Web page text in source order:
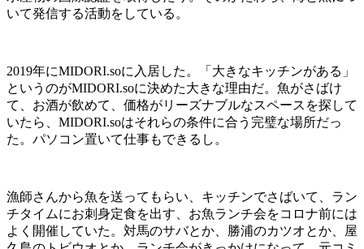
いて発信する活動をしている。
2019年にMIDORI.soに入居した。「大きなキッチンがある」
というのがMIDORI.soに決めた大きな理由だ。魚がさばけ
て、お酒が飲めて、価格がリーズナブルなスペースを探して
いたら、 MIDORI.soはそれらの条件に合う完璧な場所だっ
た。パソコン置いて仕事もできるし。
漁師さんから魚を送ってもらい、キッチンでさばいて、ラン
チタイムにお刺身定食を出す、お魚ランチ会をコロナ前には
よく開催していた。対馬のサバとか、勝浦のカツオとか、屋